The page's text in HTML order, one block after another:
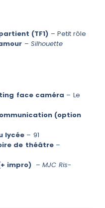
(TF1) – Petit rôle
–Silhouette
face caméra – Le
(option
lycée – 91
de théâtre –
impro) – MJC Ris-